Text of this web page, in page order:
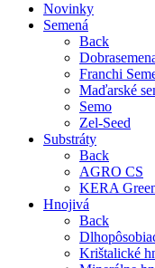
Novinky
Semená
Back
Franchi
Maďarské
Semo
Zel-Seed
Substráty
Back
AGRO CS
KERA
Hnojivá
Back
Krištalické